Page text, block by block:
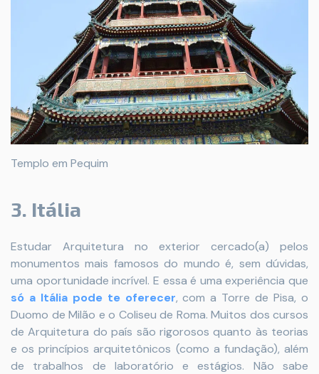
Templo em Pequim
3. Itália
Estudar Arquitetura no exterior cercado(a) pelos
monumentos mais famosos do mundo é, sem dúvidas,
uma oportunidade incrível. E essa é uma experiência que
só a Itália pode te oferecer, com a Torre de Pisa, o
Duomo de Milão e o Coliseu de Roma. Muitos dos cursos
de Arquitetura do país são rigorosos quanto às teorias
e os princípios arquitetônicos (como a fundação), além
de trabalhos de laboratório e estágios. Não sabe